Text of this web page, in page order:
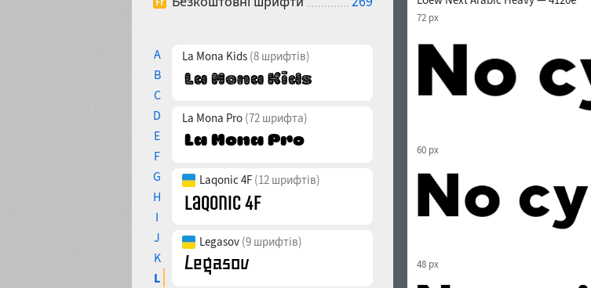
A
B
C
D
E
F
G
H
I
J
K
L
La Mona Kids (8 шрифтів)
La Mona Pro (72 шрифта)
Laqonic 4F (12 шрифтів)
Legasov (9 шрифтів)
72 px
60 px
48 px